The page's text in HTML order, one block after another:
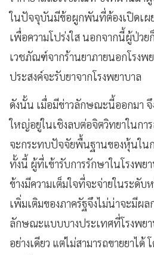
ในปัจจุบันมีข้อผูกพันที่ต้องเปิดเผ
เพื่อความโปร่งใส นอกจากนี้ผู้ป่ว
เวชภัณฑ์จากร้านยาภายนอกโรงพ
ประสงค์จะรับยาจากโรงพยาบาล
ดังนั้น เมื่อมีข่าวลักษณะนี้ออกมา จึ
ใหญ่อยู่ในเชิงลบต่อจิตวิทยาในกา
จะกระทบปัจจัยพื้นฐานของหุ้นใน
ทั้งนี้ ผู้ที่เข้ารับการรักษาในโรงพ
ข้างมีความเต็มใจที่จะจ่ายในระดับ
เพิ่มเติมของภาครัฐจึงไม่น่าจะมีผ
ลักษณะแบบบางประเทศที่โรงพยา
อย่างเดียว แต่ไม่สามารถขายยาได้